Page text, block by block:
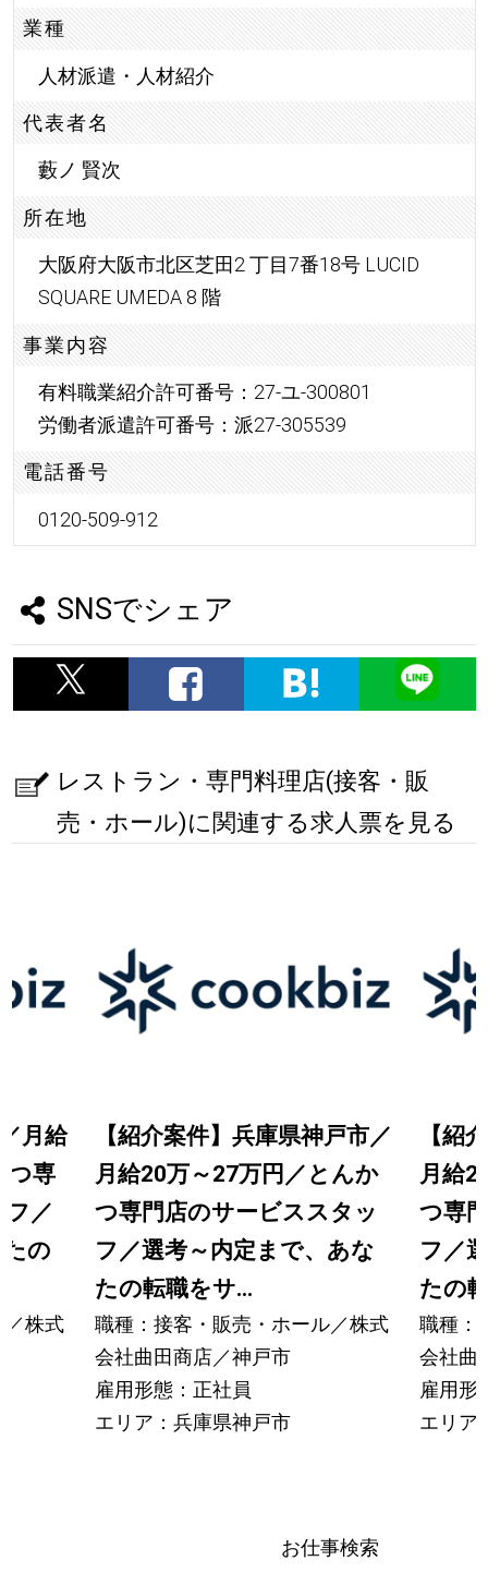
業種
人材派遣・人材紹介
代表者名
藪ノ 賢次
所在地
大阪府大阪市北区芝田2 丁目7番18号 LUCID
SQUARE UMEDA 8 階
事業内容
有料職業紹介許可番号：27-ユ-300801
労働者派遣許可番号：派27-305539
電話番号
0120-509-912
SNSでシェア
レストラン・専門料理店(接客・販
売・ホール)に関連する求人票を見る
月給
つ専
／
の
／株式
【紹介案件】兵庫県神戸市／
月給20万～27万円／とんか
つ専門店のサービススタッ
フ／選考～内定まで、あな
たの転職をサ...
職種：接客・販売・ホール／株式
会社曲田商店／神戸市
雇用形態：正社員
エリア：兵庫県神戸市
【紹
月給
つ専
フ／
たの
職種：
会社曲
雇用形
エリア
お仕事検索